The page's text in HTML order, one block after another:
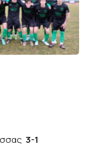
3-1